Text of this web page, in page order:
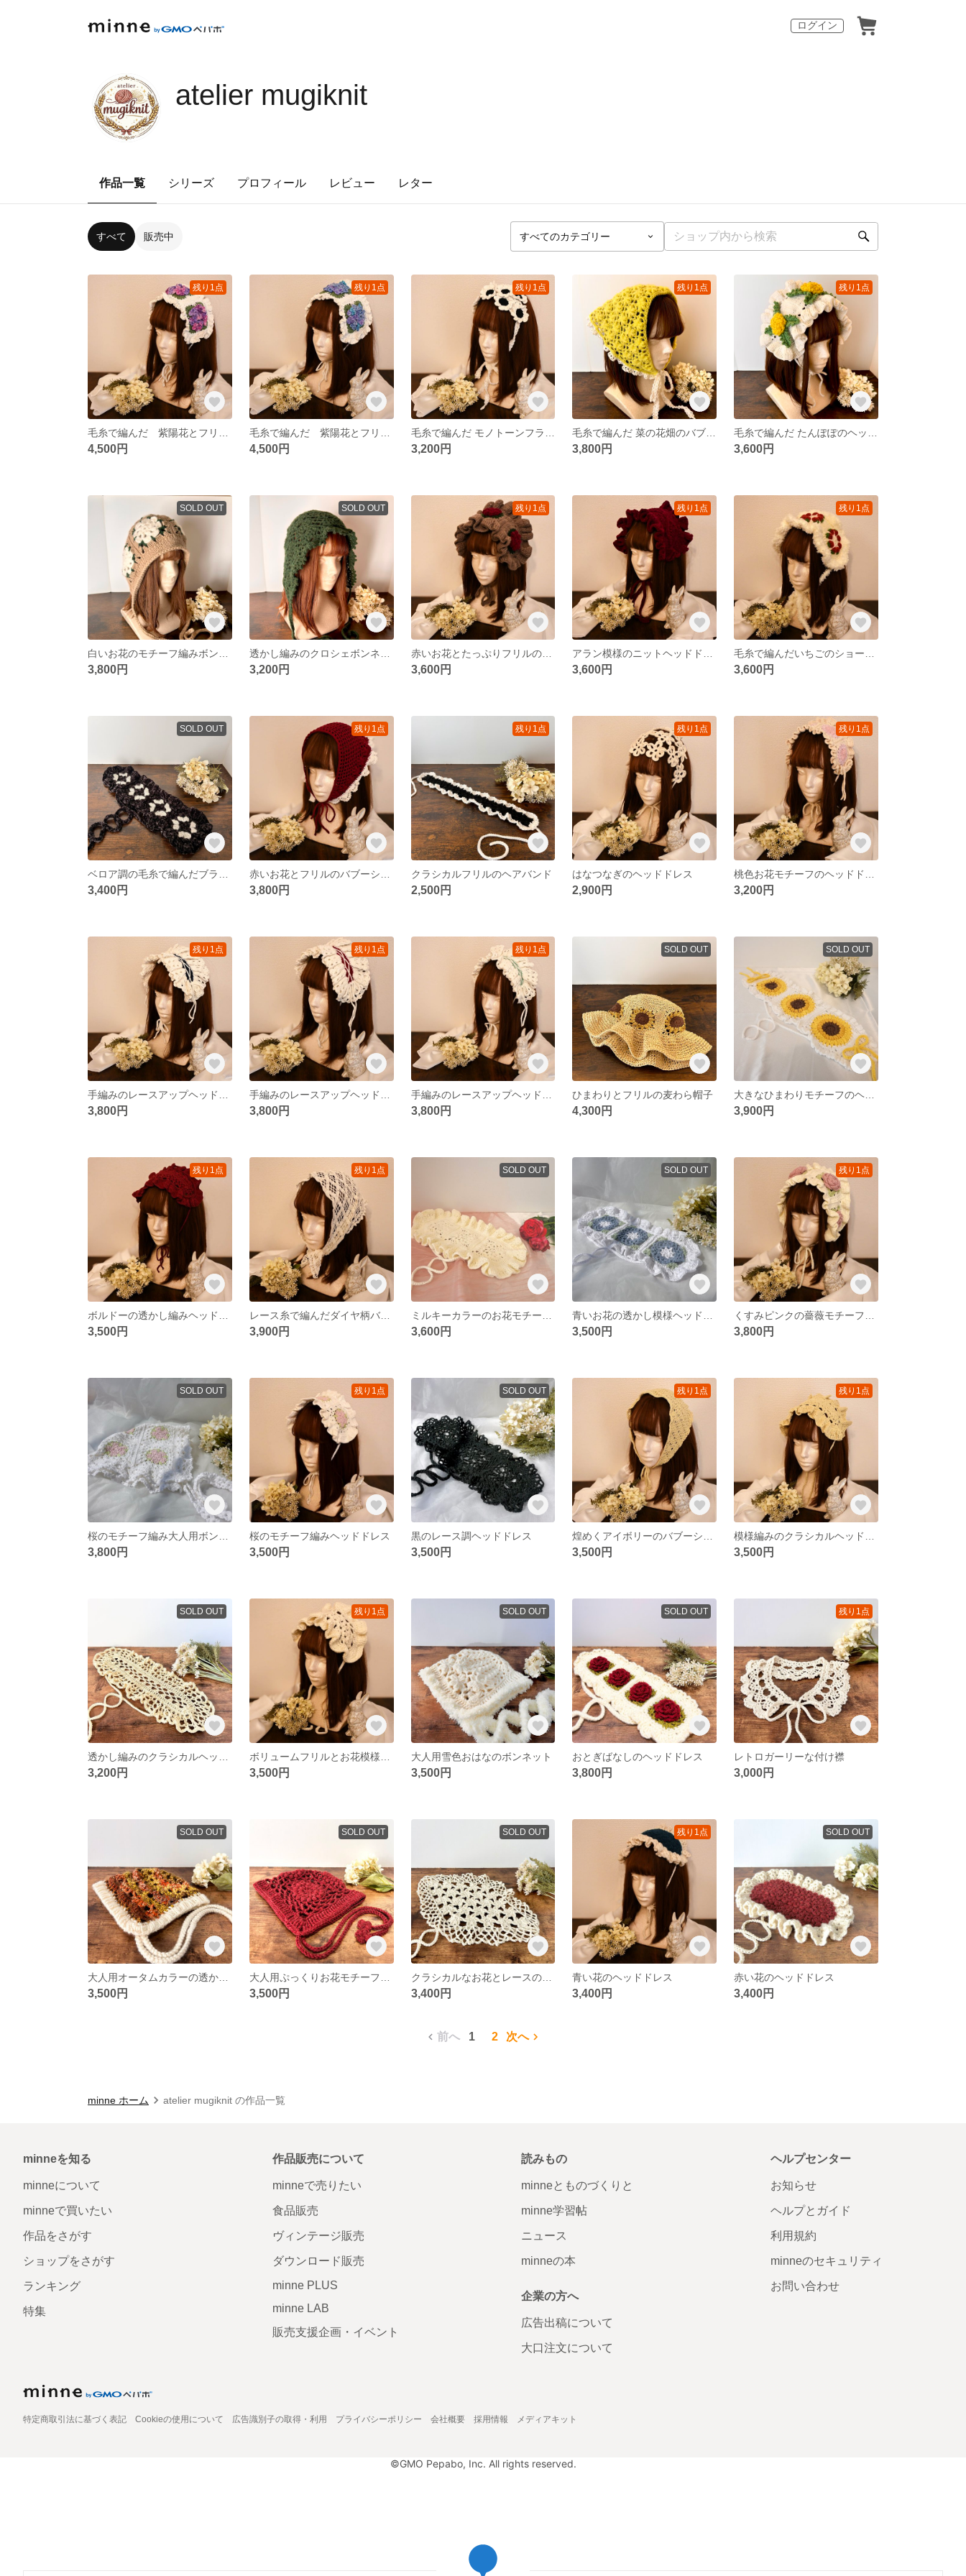
ログイン
atelier mugiknit
作品一覧 シリーズ プロフィール レビュー レター
すべて 販売中
残り1点
4,500円
残り1点
4,500円
残り1点
3,200円
残り1点
3,800円
残り1点
3,600円
SOLD OUT
3,800円
SOLD OUT
3,200円
残り1点
赤いお花とたっぷりフリルのニットヘッドドレス
3,600円
残り1点
3,600円
残り1点
3,600円
SOLD OUT
3,400円
残り1点
3,800円
残り1点
クラシカルフリルのヘアバンド
2,500円
残り1点
はなつなぎのヘッドドレス
2,900円
残り1点
3,200円
残り1点
3,800円
残り1点
3,800円
残り1点
3,800円
SOLD OUT
ひまわりとフリルの麦わら帽子
4,300円
SOLD OUT
3,900円
残り1点
3,500円
残り1点
レース糸で編んだダイヤ柄バブーシュカ
3,900円
SOLD OUT
3,600円
SOLD OUT
3,500円
残り1点
3,800円
SOLD OUT
3,800円
残り1点
桜のモチーフ編みヘッドドレス
3,500円
SOLD OUT
黒のレース調ヘッドドレス
3,500円
残り1点
3,500円
残り1点
3,500円
SOLD OUT
3,200円
残り1点
3,500円
SOLD OUT
大人用雪色おはなのボンネット
3,500円
SOLD OUT
おとぎばなしのヘッドドレス
3,800円
残り1点
レトロガーリーな付け襟
3,000円
SOLD OUT
3,500円
SOLD OUT
3,500円
SOLD OUT
クラシカルなお花とレースのヘッドドレス
3,400円
残り1点
青い花のヘッドドレス
3,400円
SOLD OUT
赤い花のヘッドドレス
3,400円
前へ 1 2 次へ
minne ホーム atelier mugiknit の作品一覧
minneを知る
minneについて
minneで買いたい
作品をさがす
ショップをさがす
ランキング
特集
作品販売について
minneで売りたい
食品販売
ヴィンテージ販売
ダウンロード販売
minne PLUS
minne LAB
販売支援企画・イベント
読みもの
minneとものづくりと
minne学習帖
ニュース
minneの本
企業の方へ
広告出稿について
大口注文について
ヘルプセンター
お知らせ
ヘルプとガイド
利用規約
minneのセキュリティ
お問い合わせ
特定商取引法に基づく表記 Cookieの使用について 広告識別子の取得・利用 プライバシーポリシー 会社概要 採用情報 メディアキット
©GMO Pepabo, Inc. All rights reserved.